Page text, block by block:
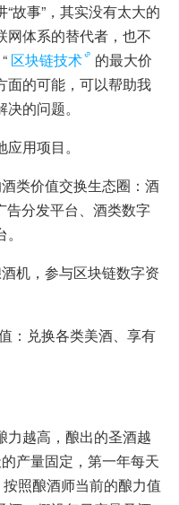
故事”，其实没有太大的
网体系的替代者，也不
区块链技术
的最大价
面的可能，可以帮助我
的问题。
用项目。
类价值交换生态圈：酒
告分发平台、酒类数字
机，参与区块链数字资
：兑换各类美酒、享有
力越高，酿出的圣酒越
产量固定，第一年每天
照酿酒师当前的酿力值